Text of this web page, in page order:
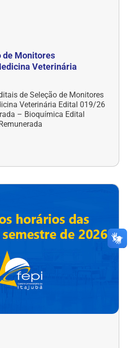
de Monitores
Veterinária
de Seleção de Monitores
Veterinária Edital 019/26
– Bioquímica Edital